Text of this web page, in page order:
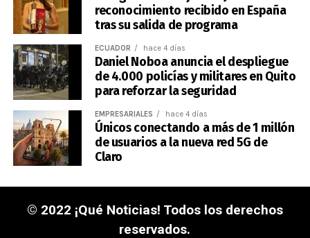
reconocimiento recibido en España
tras su salida de programa
ECUADOR hace 4 días
Daniel Noboa anuncia el despliegue
de 4.000 policías y militares en Quito
para reforzar la seguridad
EMPRESARIALES hace 4 días
Únicos conectando a más de 1 millón
de usuarios a la nueva red 5G de
Claro
© 2022 ¡Qué Noticias! Todos los derechos
reservados.